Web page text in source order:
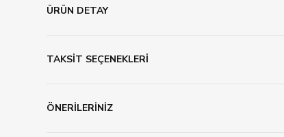
ÜRÜN DETAY
TAKSİT SEÇENEKLERİ
ÖNERİLERİNİZ